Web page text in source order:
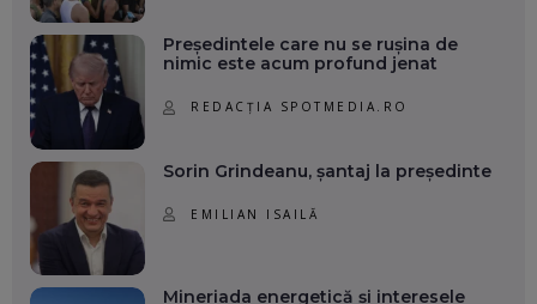
Președintele care nu se rușina de
nimic este acum profund jenat
REDACȚIA SPOTMEDIA.RO
Sorin Grindeanu, șantaj la președinte
EMILIAN ISAILĂ
Mineriada energetică și interesele